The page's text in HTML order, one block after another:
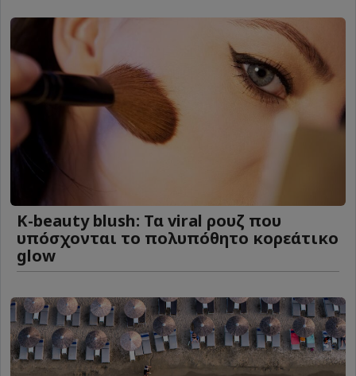
K-beauty blush: Τα viral ρουζ που
υπόσχονται το πολυπόθητο κορεάτικο
glow